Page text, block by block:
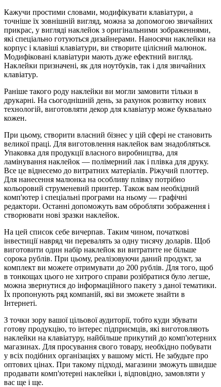
Кажучи простими словами, модифікувати клавіатури, а
точніше їх зовнішній вигляд, можна за допомогою звичайних
прикрас, у вигляді наклейок з оригінальними зображеннями,
які спеціально готуються дизайнерами. Наносячи наклейки на
корпус і клавіші клавіатури, ви створите цілісний малюнок.
Модифіковані клавіатури мають дуже ефектний вигляд.
Наклейки призначені, як для ноутбуків, так і для звичайних
клавіатур.
Раніше такого роду наклейки ви могли замовити тільки в
друкарні. На сьогоднішній день, за рахунок розвитку нових
технологій, виготовляти декор для клавіатур може буквально
кожен.
При цьому, створити власний бізнес у цій сфері не становить
великої праці. Для виготовлення наклейок вам знадобляться.
Упаковка для продукції власного виробництва, для
ламінування наклейок — полімерний лак і плівка для друку.
Все це віднесемо до витратних матеріалів. Ріжучий плоттер.
Для нанесення малюнка на особливу плівку потрібно
кольоровий струменевий принтер. Також вам необхідний
комп'ютер і спеціальні програми на ньому — графічні
редактори. Останні допоможуть вам обробляти зображення і
створювати нові зразки наклейок.
На цей список себе вичерпав. Таким чином, початкові
інвестиції навряд чи перевалять за одну тисячу доларів. Щоб
виготовити один набір наклейок ви витратите не більше
сорока рублів. При цьому, реалізовуючи даний продукт, за
комплект ви можете отримувати до 200 рублів. Для того, щоб
в тонкощах цього не хитрого справи розібратися було легше,
можна звернутися до інформаційного пакету з даної тематики.
Їх пропонують ряд компаній, які ви зможете знайти в
Інтернеті.
З точки зору вашої цільової аудиторії, тобто куди збувати
готову продукцію, то інтерес підприємців, які виготовляють
наклейки на клавіатуру, найбільше прикутий до комп'ютерних
магазинах. Для просування свого товару, необхідно побувати
у всіх подібних організаціях у вашому місті. Не забудьте про
оптових цінах. При такому підході, магазини зможуть швидше
продавати комп'ютерні наклейки і, відповідно, замовляти у
вас ще і ще.